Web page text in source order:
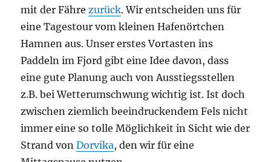
mit der Fährezurück. Wir entscheiden uns für
eine Tagestour vom kleinen Hafenörtchen
Hamnen aus. Unser erstes Vortasten ins
Paddeln im Fjord gibt eine Idee davon, dass
eine gute Planung auch von Ausstiegsstellen
z.B. bei Wetterumschwung wichtig ist. Ist doch
zwischen ziemlich beeindruckendem Fels nicht
immer eine so tolle Möglichkeit in Sicht wie der
Strand vonDorvika, den wir für eine